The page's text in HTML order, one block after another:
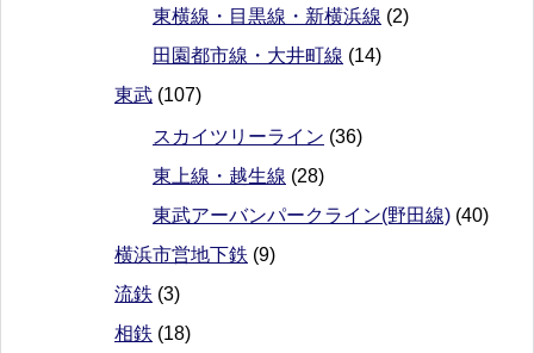
東横線・目黒線・新横浜線 (2)
田園都市線・大井町線 (14)
東武 (107)
スカイツリーライン (36)
東上線・越生線 (28)
東武アーバンパークライン(野田線) (40)
横浜市営地下鉄 (9)
流鉄 (3)
相鉄 (18)